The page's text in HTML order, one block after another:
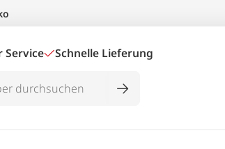
Service Schnelle Lieferung